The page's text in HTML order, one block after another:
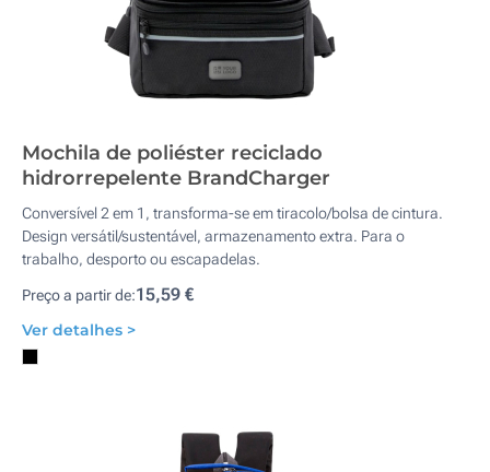
Mochila de poliéster reciclado
hidrorrepelente BrandCharger
Conversível 2 em 1, transforma-se em tiracolo/bolsa de cintura.
Design versátil/sustentável, armazenamento extra. Para o
trabalho, desporto ou escapadelas.
Preço a partir de:15,59 €
Ver detalhes >